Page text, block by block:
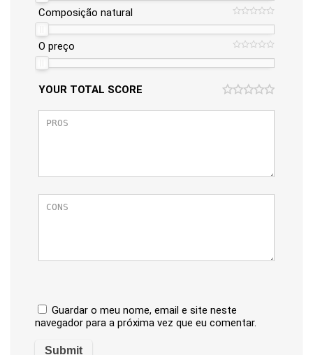
Composição natural
O preço
YOUR TOTAL SCORE
Guardar o meu nome, email e site neste
navegador para a próxima vez que eu comentar.